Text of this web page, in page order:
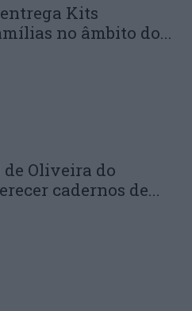
Kits
no âmbito do...
Oliveira do
cadernos de...